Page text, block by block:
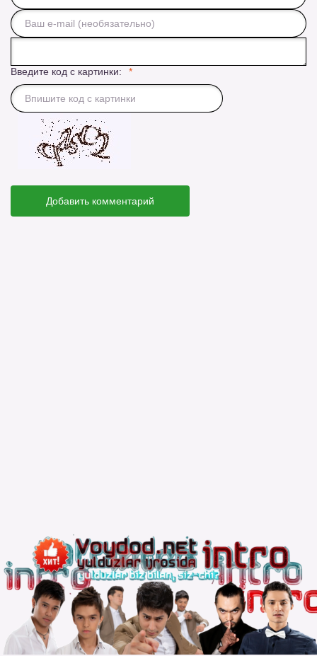
Введите код с картинки:
Добавить комментарий